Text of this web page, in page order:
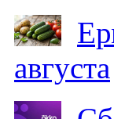
августа